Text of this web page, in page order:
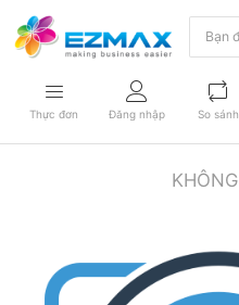
Thực đơn Đăng nhập So sánh